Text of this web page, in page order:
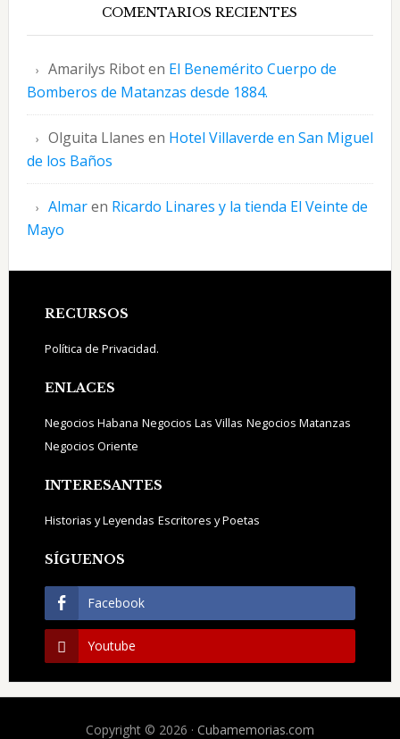
COMENTARIOS RECIENTES
Amarilys Riboten El Benemérito Cuerpo de
Bomberos de Matanzas desde 1884.
Olguita Llanes en Hotel Villaverde en San Miguel
de los Baños
Almaren Ricardo Linares y la tienda El Veinte de
Mayo
Footer
RECURSOS
Política de Privacidad.
ENLACES
Negocios Habana Negocios Las Villas Negocios Matanzas
Negocios Oriente
INTERESANTES
Historias y Leyendas Escritores y Poetas
SÍGUENOS
Facebook
Youtube
Copyright © 2026 · Cubamemorias.com